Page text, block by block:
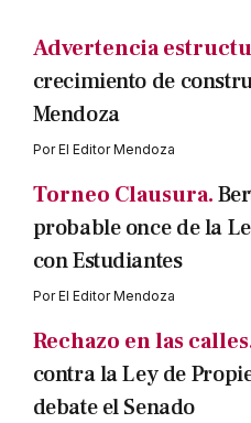
Advertencia
crecimiento de
Mendoza
PorEl Editor Mendoza
Torneo Clausura.
probable once de la
con Estudiantes
PorEl Editor Mendoza
Rechazo en las
contra la Ley de
debate el Senado